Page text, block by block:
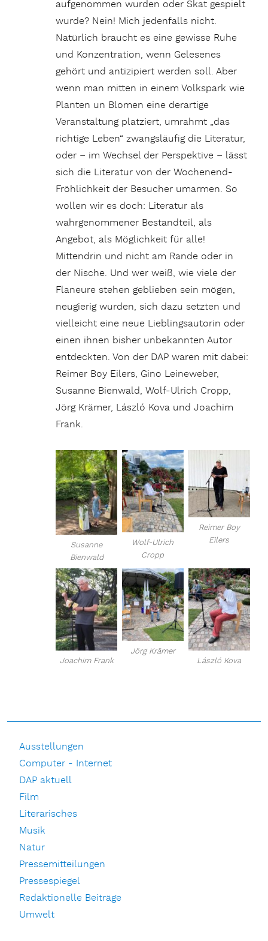
aufgenommen wurden oder Skat gespielt
wurde? Nein! Mich jedenfalls nicht.
Natürlich braucht es eine gewisse Ruhe
und Konzentration, wenn Gelesenes
gehört und antizipiert werden soll. Aber
wenn man mitten in einem Volkspark wie
Planten un Blomen eine derartige
Veranstaltung platziert, umrahmt „das
richtige Leben“ zwangsläufig die Literatur,
oder – im Wechsel der Perspektive – lässt
sich die Literatur von der Wochenend-
Fröhlichkeit der Besucher umarmen. So
wollen wir es doch: Literatur als
wahrgenommener Bestandteil, als
Angebot, als Möglichkeit für alle!
Mittendrin und nicht am Rande oder in
der Nische. Und wer weiß, wie viele der
Flaneure stehen geblieben sein mögen,
neugierig wurden, sich dazu setzten und
vielleicht eine neue Lieblingsautorin oder
einen ihnen bisher unbekannten Autor
entdeckten. Von der DAP waren mit dabei:
Reimer Boy Eilers, Gino Leineweber,
Susanne Bienwald, Wolf-Ulrich Cropp,
Jörg Krämer, László Kova und Joachim
Frank.
Susanne
Bienwald
Wolf-Ulrich
Cropp
Reimer Boy
Eilers
Joachim Frank
Jörg Krämer
László Kova
Ausstellungen
Computer - Internet
DAP aktuell
Film
Literarisches
Musik
Natur
Pressemitteilungen
Pressespiegel
Redaktionelle Beiträge
Umwelt